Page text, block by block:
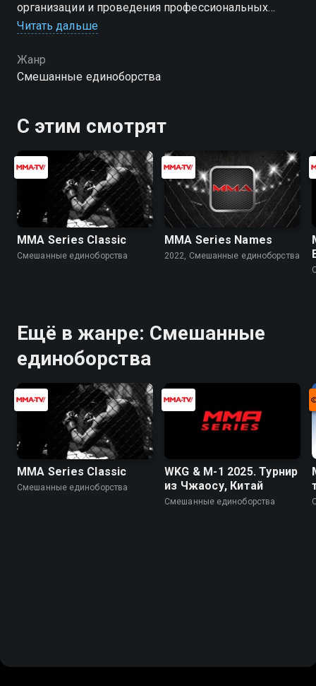
организации и проведения профессиональных
боксёрских поединков. Компания организовала и
единоборствам
Читать дальше
Жанр
Смешанные единоборства
С этим смотрят
MMA Series Classic
Смешанные единоборства
MMA Series Names
2022, Смешанные единоборства
Ещё в жанре: Смешанные
единоборства
MMA Series Classic
Смешанные единоборства
WKG & M-1 2025. Турнир
из Чжаосу, Китай
Смешанные единоборства